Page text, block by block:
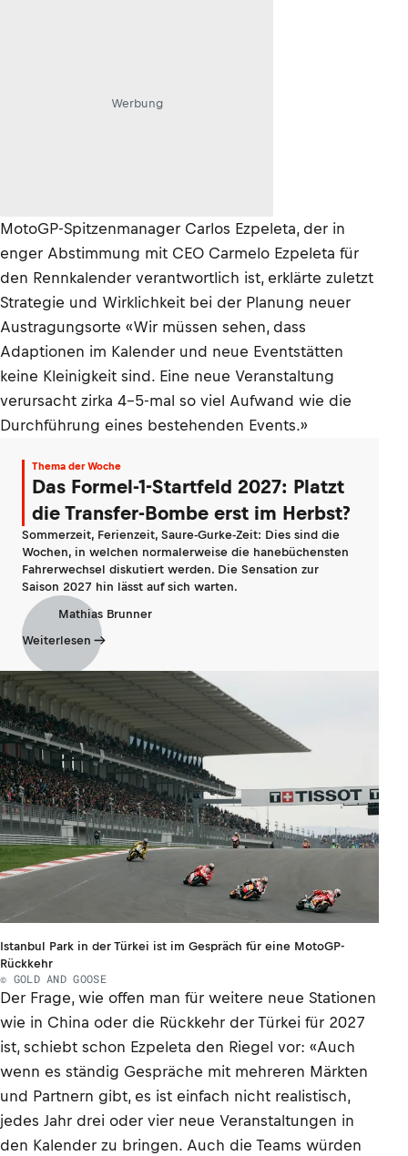
Werbung
MotoGP-Spitzenmanager Carlos Ezpeleta, der in
enger Abstimmung mit CEO Carmelo Ezpeleta für
den Rennkalender verantwortlich ist, erklärte zuletzt
Strategie und Wirklichkeit bei der Planung neuer
Austragungsorte «Wir müssen sehen, dass
Adaptionen im Kalender und neue Eventstätten
keine Kleinigkeit sind. Eine neue Veranstaltung
verursacht zirka 4–5-mal so viel Aufwand wie die
Durchführung eines bestehenden Events.»
Thema der Woche
Das Formel-1-Startfeld 2027: Platzt
die Transfer-Bombe erst im Herbst?
Sommerzeit, Ferienzeit, Saure-Gurke-Zeit: Dies sind die
Wochen, in welchen normalerweise die hanebüchensten
Fahrerwechsel diskutiert werden. Die Sensation zur
Saison 2027 hin lässt auf sich warten.
Mathias Brunner
Weiterlesen
Istanbul Park in der Türkei ist im Gespräch für eine MotoGP-
Rückkehr
© GOLD AND GOOSE
Der Frage, wie offen man für weitere neue Stationen
wie in China oder die Rückkehr der Türkei für 2027
ist, schiebt schon Ezpeleta den Riegel vor: «Auch
wenn es ständig Gespräche mit mehreren Märkten
und Partnern gibt, es ist einfach nicht realistisch,
jedes Jahr drei oder vier neue Veranstaltungen in
den Kalender zu bringen. Auch die Teams würden